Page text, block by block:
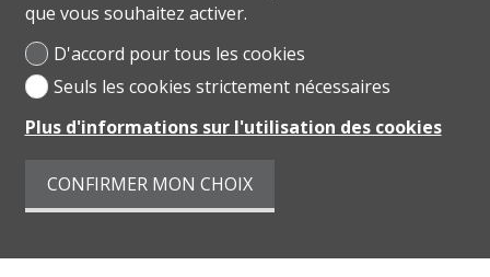
que vous souhaitez activer.
D'accord pour tous les cookies
Seuls les cookies strictement nécessaires
Plus d'informations sur l'utilisation des cookies
CONFIRMER MON CHOIX